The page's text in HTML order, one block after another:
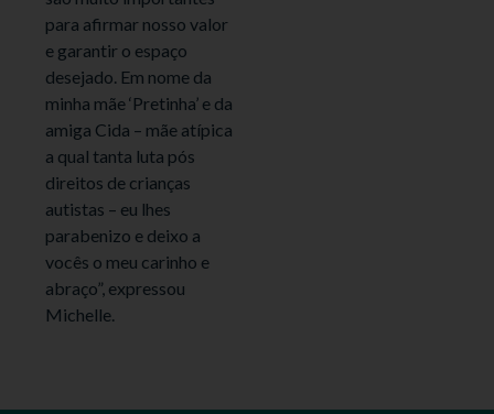
para afirmar nosso valor
e garantir o espaço
desejado. Em nome da
minha mãe ‘Pretinha’ e da
amiga Cida – mãe atípica
a qual tanta luta pós
direitos de crianças
autistas – eu lhes
parabenizo e deixo a
vocês o meu carinho e
abraço”, expressou
Michelle.